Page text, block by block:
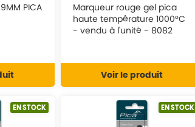
PICA
Marqueur rouge gel pica
haute température 1000°C
- vendu à l'unité - 8082
Voir le produit
EN STOCK EN STOCK